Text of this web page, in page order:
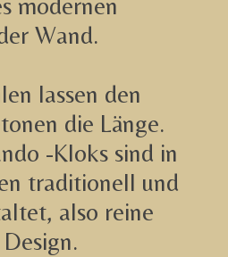
Wand.
lassen den
die Länge.
-Kloks sind in
traditionell und
also reine